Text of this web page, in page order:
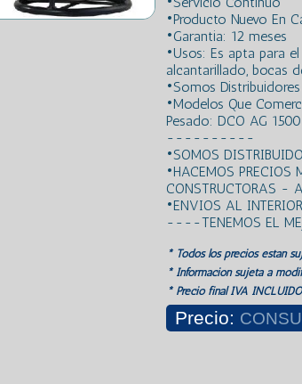
•Producto Nuevo En
•Garantia: 12 meses
•Usos: Es apta para
alcantarillado, bocas
•Somos
•Modelos Que
Pesado: DCO AG
----------
•SOMOS
•HACEMOS
CONSTRUCTORAS -
•ENVIOS AL
----TENEMOS EL
* Todos los precios estan
* Información sujeta a
* Precio final IVA
Precio: